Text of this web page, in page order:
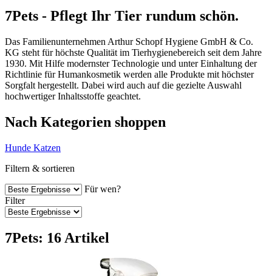
7Pets - Pflegt Ihr Tier rundum schön.
Das Familienunternehmen Arthur Schopf Hygiene GmbH & Co.
KG steht für höchste Qualität im Tierhygienebereich seit dem Jahre
1930. Mit Hilfe modernster Technologie und unter Einhaltung der
Richtlinie für Humankosmetik werden alle Produkte mit höchster
Sorgfalt hergestellt. Dabei wird auch auf die gezielte Auswahl
hochwertiger Inhaltsstoffe geachtet.
Nach Kategorien shoppen
Hunde Katzen
Filtern & sortieren
Für wen?
Filter
7Pets: 16 Artikel